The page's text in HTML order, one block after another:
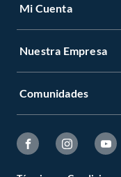
Mi Cuenta
Nuestra Empresa
Comunidades